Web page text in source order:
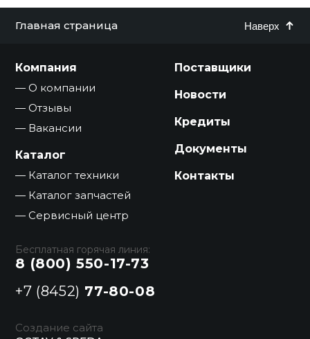
Главная страница Наверх
Компания
О компании
Отзывы
Вакансии
Каталог
Каталог техники
Каталог запчастей
Сервисный центр
Поставщики
Новости
Кредиты
Документы
Контакты
Бесплатная горячая линия:
8 (800) 550-17-73
+7 (8452) 77-80-08
Создание сайта